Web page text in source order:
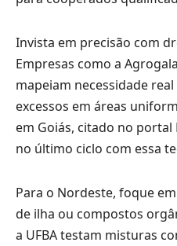
Invista em precisão com
Empresas como a
mapeiam necessidade
excessos em áreas
em Goiás, citado no portal
no último ciclo com essa
Para o Nordeste, foque
de ilha ou compostos
a UFBA testam misturas